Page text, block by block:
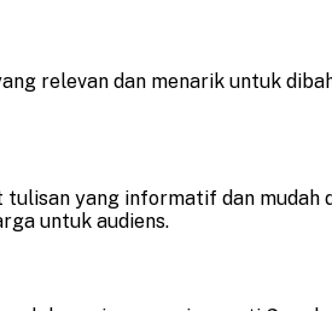
relevan dan menarik untuk
tulisan yang informatif dan
untuk audiens.